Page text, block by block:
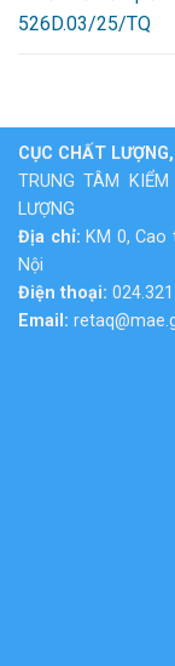
526D.03/25/TQ
CỤC CHẤT
TRUNG TÂM
LƯỢNG
Địa chỉ: KM 0,
Nội
Điện thoại:
Email: